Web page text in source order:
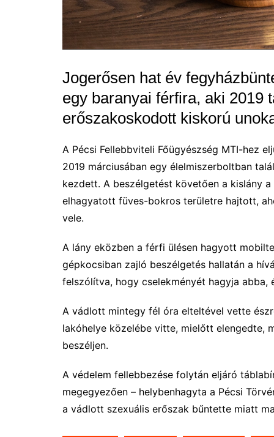
Jogerősen hat év
egy baranyai férfira, aki 2019
erőszakoskodott kiskorú
A Pécsi Fellebbviteli Főügyészség MTI-hez
2019 márciusában egy élelmiszerboltban
kezdett. A beszélgetést követően a kislány
elhagyatott füves-bokros területre hajtott,
vele.
A lány eközben a férfi ülésen hagyott
gépkocsiban zajló beszélgetés hallatán a
felszólítva, hogy cselekményét hagyja abba,
A vádlott mintegy fél óra elteltével vette
lakóhelye közelébe vitte, mielőtt elengedte,
beszéljen.
A védelem fellebbezése folytán eljáró
megegyezően – helybenhagyta a Pécsi
a vádlott szexuális erőszak bűntette miatt